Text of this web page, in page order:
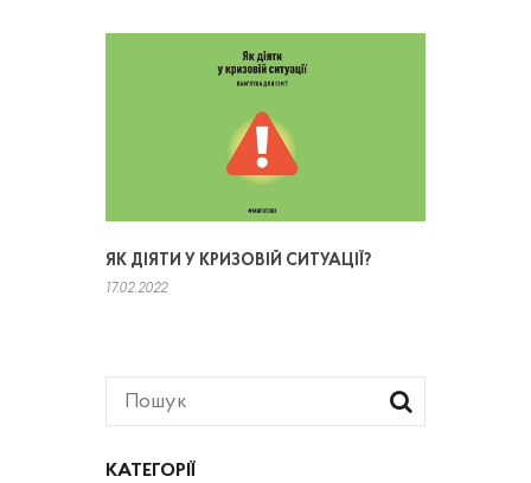
КАТЕГОРІЇ
ЯК ДІЯТИ У КРИЗОВІЙ СИТУАЦІЇ?
17.02.2022